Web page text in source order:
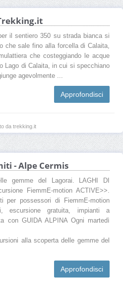
il sentiero 350 su strada bianca si
che sale fino alla forcella di Calaita,
che costeggiando le acque
Lago di Calaita, in cui si specchiano
agevolmente ...
Approfondisci
da trekking.it
- Alpe Cermis
gemme del Lagorai. LAGHI DI
FiemmE-motion ACTIVE>>.
per possessori di FiemmE-motion
escursione gratuita, impianti a
con GUIDA ALPINA Ogni martedì
alla scoperta delle gemme del
Approfondisci